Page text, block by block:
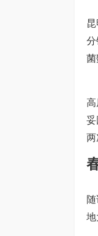
分
菌
高
妥
两
地